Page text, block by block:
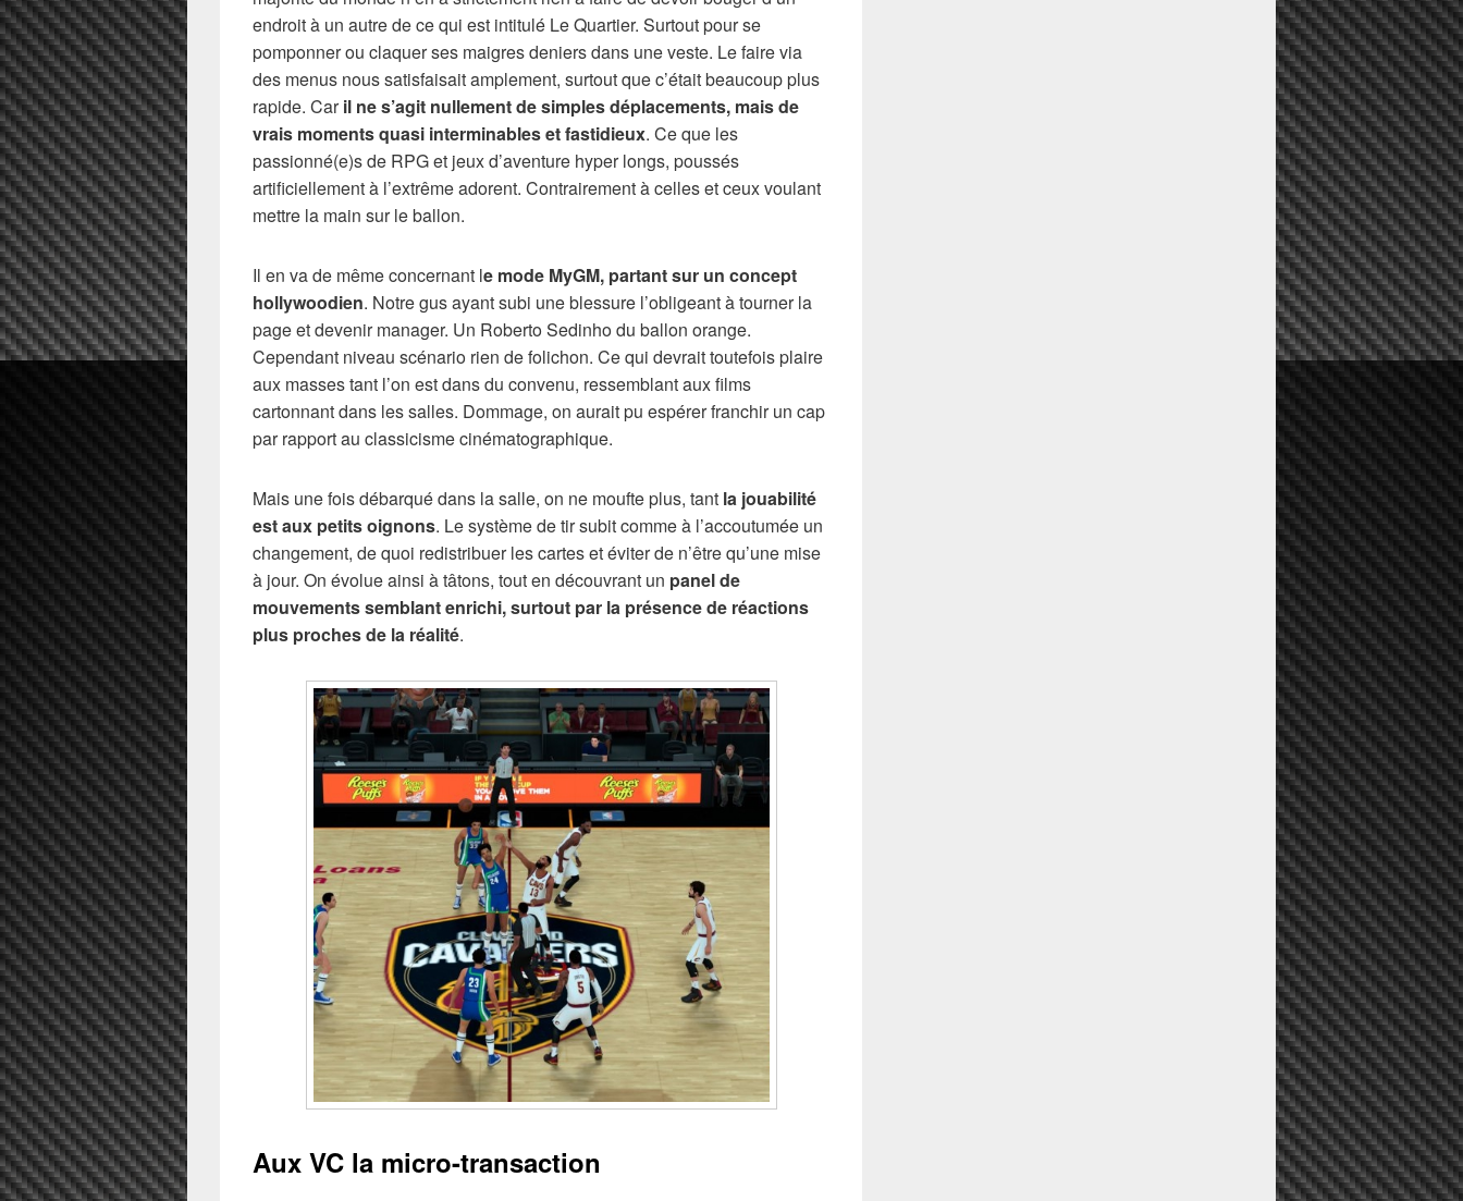
endroit à un autre de ce qui est intitulé Le Quartier. Surtout pour se
pomponner ou claquer ses maigres deniers dans une veste. Le faire via
des menus nous satisfaisait amplement, surtout que c’était beaucoup plus
rapide. Caril ne s’agit nullement de simples déplacements, mais de
vrais moments quasi interminables et fastidieux. Ce que les
passionné(e)s de RPG et jeux d’aventure hyper longs, poussés
artificiellement à l’extrême adorent. Contrairement à celles et ceux voulant
mettre la main sur le ballon.
Il en va de même concernant le mode MyGM, partant sur un concept
hollywoodien. Notre gus ayant subi une blessure l’obligeant à tourner la
page et devenir manager. Un Roberto Sedinho du ballon orange.
Cependant niveau scénario rien de folichon. Ce qui devrait toutefois plaire
aux masses tant l’on est dans du convenu, ressemblant aux films
cartonnant dans les salles. Dommage, on aurait pu espérer franchir un cap
par rapport au classicisme cinématographique.
Mais une fois débarqué dans la salle, on ne moufte plus, tant la jouabilité
est aux petits oignons. Le système de tir subit comme à l’accoutumée un
changement, de quoi redistribuer les cartes et éviter de n’être qu’une mise
à jour. On évolue ainsi à tâtons, tout en découvrant un panel de
mouvements semblant enrichi, surtout par la présence de réactions
plus proches de la réalité.
Aux VC la micro-transaction